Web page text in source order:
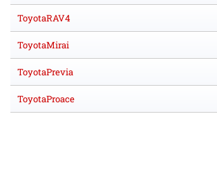
ToyotaRAV4
ToyotaMirai
ToyotaPrevia
ToyotaProace